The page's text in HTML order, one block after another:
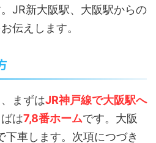
JR新大阪駅、大阪駅からの
伝えします。
まずはJR神戸線で大阪駅へ
は7,8番ホームです。大阪
下車します。次項につづき